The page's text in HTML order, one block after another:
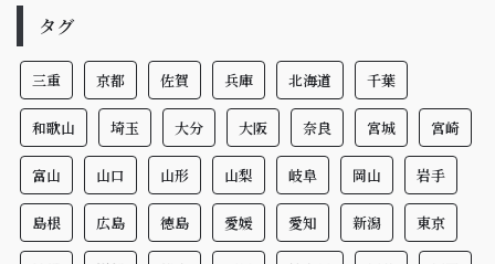
タグ
三重 京都 佐賀 兵庫 北海道 千葉
和歌山 埼玉 大分 大阪 奈良 宮城 宮崎
富山 山口 山形 山梨 岐阜 岡山 岩手
島根 広島 徳島 愛媛 愛知 新潟 東京